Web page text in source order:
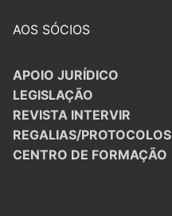
AOS SÓCIOS
APOIO JURÍDICO
LEGISLAÇÃO
REVISTA INTERVIR
REGALIAS/PROTOCOLOS
CENTRO DE FORMAÇÃO